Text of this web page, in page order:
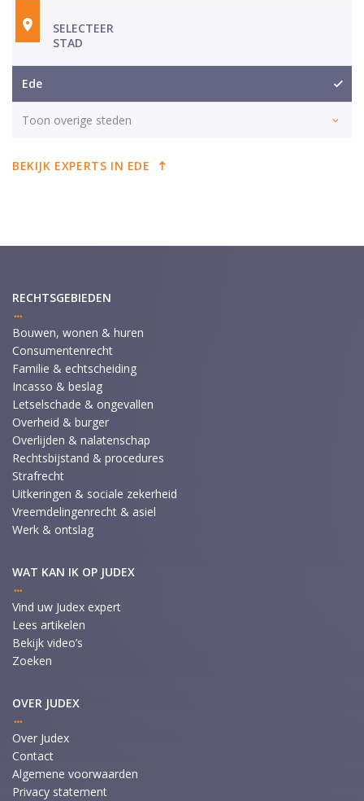
SELECTEER
STAD
Ede
Toon overige steden
BEKIJK EXPERTS IN EDE
RECHTSGEBIEDEN
Bouwen, wonen & huren
Consumentenrecht
Familie & echtscheiding
Incasso & beslag
Letselschade & ongevallen
Overheid & burger
Overlijden & nalatenschap
Rechtsbijstand & procedures
Strafrecht
Uitkeringen & sociale zekerheid
Vreemdelingenrecht & asiel
Werk & ontslag
WAT KAN IK OP JUDEX
Vind uw Judex expert
Lees artikelen
Bekijk video’s
Zoeken
OVER JUDEX
Over Judex
Contact
Algemene voorwaarden
Privacy statement